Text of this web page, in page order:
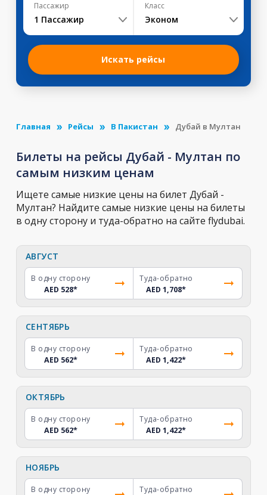
Пассажир
1 Пассажир
Класс
Эконом
Искать рейсы
Главная Рейсы В Пакистан Дубай в Мултан
Билеты на рейсы Дубай - Мултан по
самым низким ценам
Ищете самые низкие цены на билет Дубай -
Мултан? Найдите самые низкие цены на билеты
в одну сторону и туда-обратно на сайте flydubai.
АВГУСТ
В одну сторону
AED 528*
Туда-обратно
AED 1,708*
СЕНТЯБРЬ
В одну сторону
AED 562*
Туда-обратно
AED 1,422*
ОКТЯБРЬ
В одну сторону
AED 562*
Туда-обратно
AED 1,422*
НОЯБРЬ
В одну сторону
Туда-обратно